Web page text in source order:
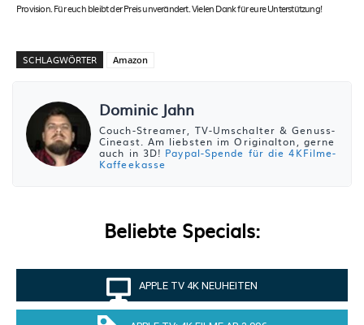
Provision. Für euch bleibt der Preis unverändert. Vielen Dank für eure Unterstützung!
SCHLAGWÖRTER Amazon
Dominic Jahn
Couch-Streamer, TV-Umschalter & Genuss-
Cineast. Am liebsten im Originalton, gerne
auch in 3D! Paypal-Spende für die 4KFilme-
Kaffeekasse
Beliebte Specials:
APPLE TV 4K NEUHEITEN